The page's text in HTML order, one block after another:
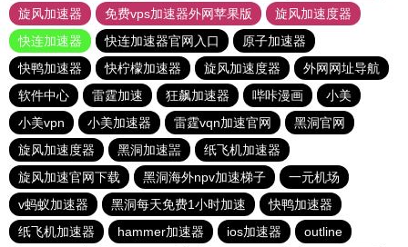
旋风加速器
免费vps加速器外网苹果版
旋风加速度器
快连加速器
快连加速器官网入口
原子加速器
快鸭加速器
快柠檬加速器 旋风加速度器
外网网址导航
软件中心
雷霆加速 狂飙加速器 哔咔漫画
小美
小美vpn
小美加速器 雷霆vqn加速官网
黑洞官网
旋风加速度器
黑洞加速噐
纸飞机加速器
旋风加速官网下载
黑洞海外npv加速梯子
一元机场
v蚂蚁加速器
黑洞每天免费1小时加速
快鸭加速器
纸飞机加速器
hammer加速器 ios加速器
outline